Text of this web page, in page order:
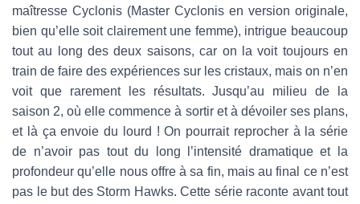
maîtresse Cyclonis (Master Cyclonis en version originale,
bien qu’elle soit clairement une femme), intrigue beaucoup
tout au long des deux saisons, car on la voit toujours en
train de faire des expériences sur les cristaux, mais on n’en
voit que rarement les résultats. Jusqu’au milieu de la
saison 2, où elle commence à sortir et à dévoiler ses plans,
et là ça envoie du lourd ! On pourrait reprocher à la série
de n’avoir pas tout du long l’intensité dramatique et la
profondeur qu’elle nous offre à sa fin, mais au final ce n’est
pas le but des Storm Hawks. Cette série raconte avant tout